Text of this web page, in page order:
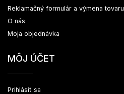
Reklamačný formulár a výmena tovaru
O nás
Moja objednávka
MÔJ ÚČET
Prihlásiť sa